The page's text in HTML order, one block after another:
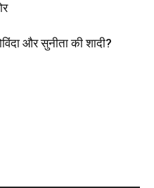
और सुनीता की शादी?